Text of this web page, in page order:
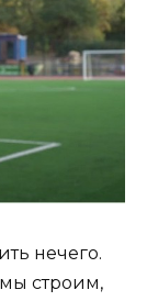
нечего.
строим,